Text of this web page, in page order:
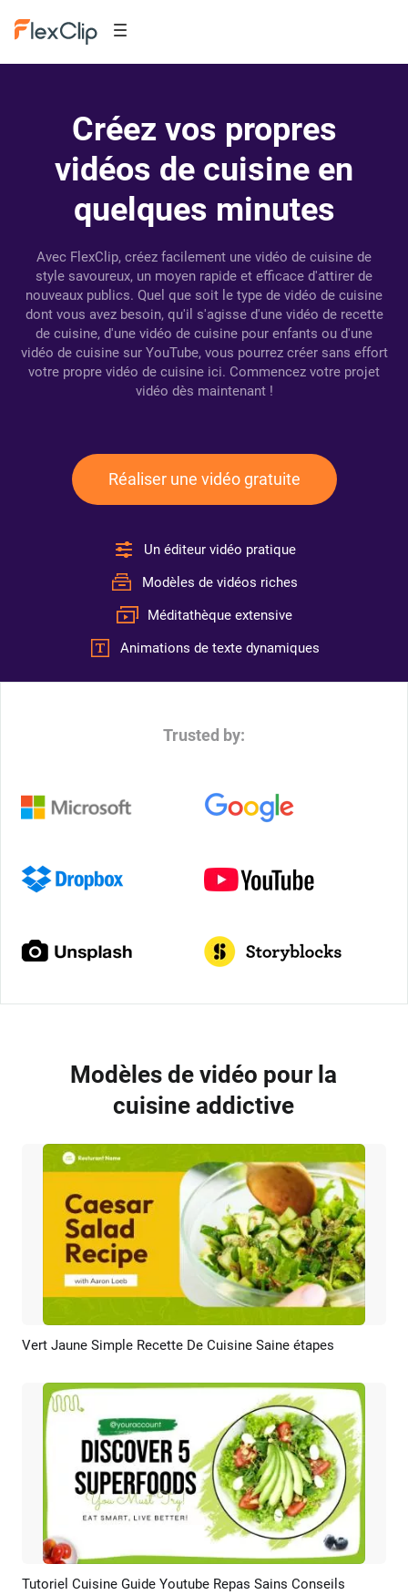
Créez vos propres
vidéos de cuisine en
quelques minutes
Avec FlexClip, créez facilement une vidéo de cuisine de
style savoureux, un moyen rapide et efficace d'attirer de
nouveaux publics. Quel que soit le type de vidéo de cuisine
dont vous avez besoin, qu'il s'agisse d'une vidéo de recette
de cuisine, d'une vidéo de cuisine pour enfants ou d'une
vidéo de cuisine sur YouTube, vous pourrez créer sans effort
votre propre vidéo de cuisine ici. Commencez votre projet
vidéo dès maintenant !
Réaliser une vidéo gratuite
Un éditeur vidéo pratique
Modèles de vidéos riches
Méditathèque extensive
Animations de texte dynamiques
Trusted by:
Modèles de vidéo pour la
cuisine addictive
Aperçu Créer IA
Vert Jaune Simple Recette De Cuisine Saine étapes
Aperçu Créer IA
Tutoriel Cuisine Guide Youtube Repas Sains Conseils